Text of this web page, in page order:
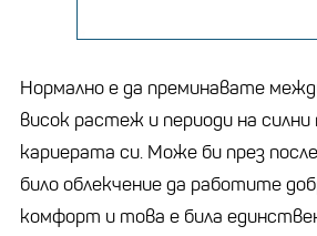
Нормално е да преминавате
висок растеж и периоди на
кариерата си. Може би през
било облекчение да работите
комфорт и това е била